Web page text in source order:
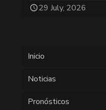
29 July, 2026
Inicio
Noticias
Pronósticos